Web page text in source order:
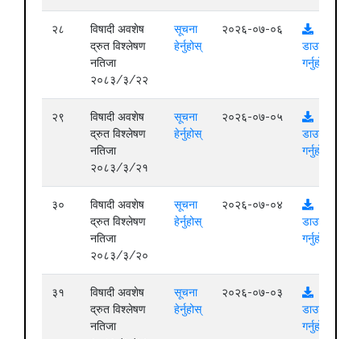
२८
विषादी अवशेष
द्रुत विश्लेषण
नतिजा
२०८३/३/२२
सूचना
हेर्नुहोस्
२०२६-०७-०६
डाउनलोड
गर्नुहोस्
२९
विषादी अवशेष
द्रुत विश्लेषण
नतिजा
२०८३/३/२१
सूचना
हेर्नुहोस्
२०२६-०७-०५
डाउनलोड
गर्नुहोस्
३०
विषादी अवशेष
द्रुत विश्लेषण
नतिजा
२०८३/३/२०
सूचना
हेर्नुहोस्
२०२६-०७-०४
डाउनलोड
गर्नुहोस्
३१
विषादी अवशेष
द्रुत विश्लेषण
नतिजा
सूचना
हेर्नुहोस्
२०२६-०७-०३
डाउनलोड
गर्नुहोस्